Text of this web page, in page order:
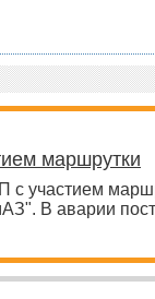
маршрутки
с участием
В аварии